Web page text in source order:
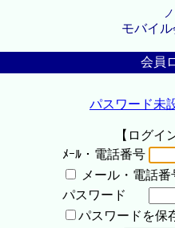
モバイル
会員
パスワード未
【ログイ
ﾒｰﾙ・電話番号
メール・電話
パスワード
パスワードを保